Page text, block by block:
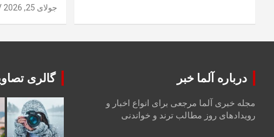
جولای 25, 2026
درباره آلما خبر
مجله خبری آلما مرجعی برای انواع اخبار و
رویدادهای روز مطالب ترند و خواندنی
گالری